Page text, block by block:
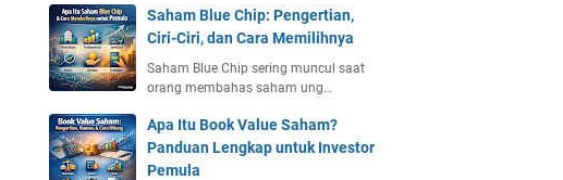
Saham Blue Chip: Pengertian,
Ciri-Ciri, dan Cara Memilihnya
Saham Blue Chip sering muncul saat
orang membahas saham ung…
Apa Itu Book Value Saham?
Panduan Lengkap untuk Investor
Pemula